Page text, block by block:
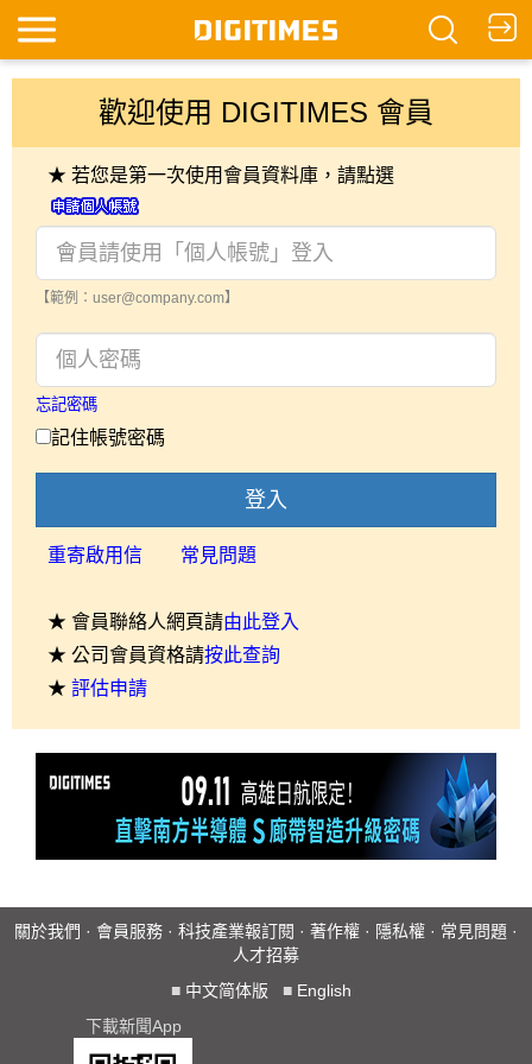
歡迎使用 DIGITIMES 會員
★ 若您是第一次使用會員資料庫，請點選
【範例：user@company.com】
忘記密碼
記住帳號密碼
登入
重寄啟用信 常見問題
★ 會員聯絡人網頁請由此登入
★ 公司會員資格請按此查詢
★ 評估申請
關於我們 · 會員服務 · 科技產業報訂閱 · 著作權 · 隱私權 · 常見問題 ·
人才招募
■ 中文简体版 ■ English
下載新聞App